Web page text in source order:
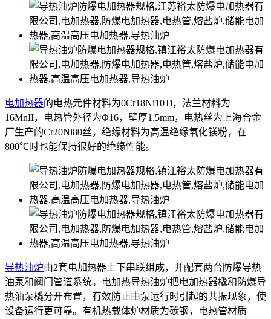
电加热器的电热元件材料为0Cr18Ni10Ti，法兰材料为
16MnII，电热管外径为Φ16，壁厚1.5mm，电热丝为上海合金
厂生产的Cr20Ni80丝，绝缘材料为高温绝缘氧化镁粉，在
800℃时也能保持很好的绝缘性能。
导热油炉由2套电加热器上下串联组成，并配套两台防爆导热
油泵和阀门管道系统。电加热导热油炉把电加热器橇和防爆导
热油泵橇分开布置，有效防止由泵运行时引起的共振现象，使
设备运行更可靠。有机热载体炉材质为碳钢，电热管材质